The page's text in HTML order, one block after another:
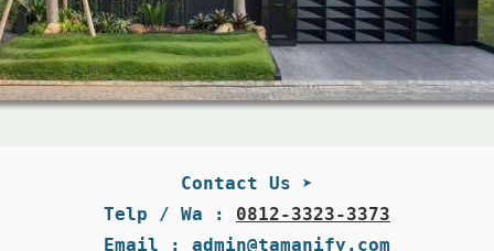
Contact Us ➤
Telp / Wa : 0812-3323-3373
Email : admin@tamanify.com